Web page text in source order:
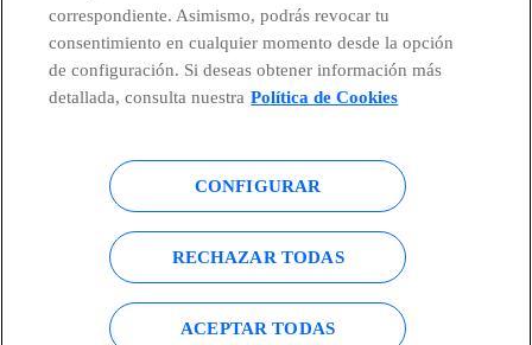
Centro Global Transparencia
Política de cookies Aviso legal
Accesibilidad Política de privacidad
Mapa del sitio
correspondiente. Asimismo, podrás revocar tu
consentimiento en cualquier momento desde la opción
de configuración. Si deseas obtener información más
detallada, consulta nuestra Política de Cookies
CONFIGURAR
RECHAZAR TODAS
ACEPTAR TODAS